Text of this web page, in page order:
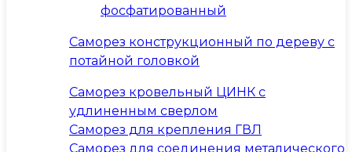
фосфатированный
Саморез конструкционный по дереву с
потайной головкой
Саморез кровельный ЦИНК с
удлиненным сверлом
Саморез для крепления ГВЛ
Саморез для соединения металического